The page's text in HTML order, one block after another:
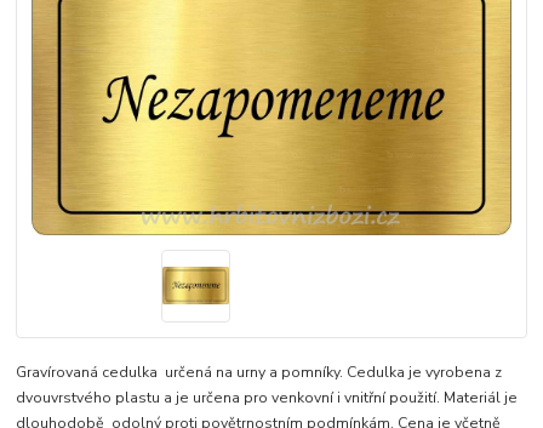
Gravírovaná cedulka určená na urny a pomníky. Cedulka je vyrobena z
dvouvrstvého plastu a je určena pro venkovní i vnitřní použití. Materiál je
dlouhodobě odolný proti povětrnostním podmínkám. Cena je včetně